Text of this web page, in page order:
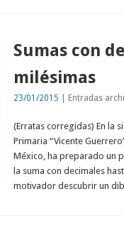
Sumas con
milésimas
23/01/2015 | Entradas
(Erratas corregidas) En la
Primaria “Vicente
México, ha preparado un
la suma con decimales
motivador descubrir un